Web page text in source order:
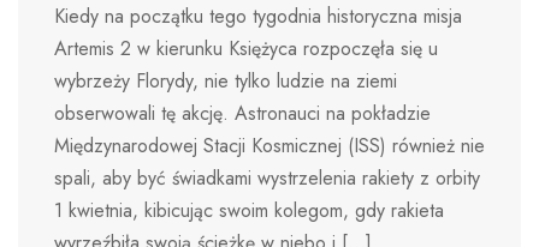
Kiedy na początku tego tygodnia historyczna misja
Artemis 2 w kierunku Księżyca rozpoczęła się u
wybrzeży Florydy, nie tylko ludzie na ziemi
obserwowali tę akcję. Astronauci na pokładzie
Międzynarodowej Stacji Kosmicznej (ISS) również nie
spali, aby być świadkami wystrzelenia rakiety z orbity
1 kwietnia, kibicując swoim kolegom, gdy rakieta